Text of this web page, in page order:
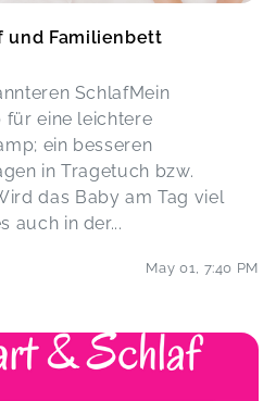
und Familienbett
SchlafMein
für eine leichtere
ein besseren
in Tragetuch bzw.
das Baby am Tag viel
auch in der...
May 01 7:40 PM